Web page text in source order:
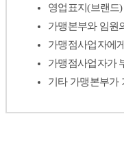
영업표지(브랜드)
가맹본부와 임원
가맹점사업자에
가맹점사업자가
기타 가맹본부가